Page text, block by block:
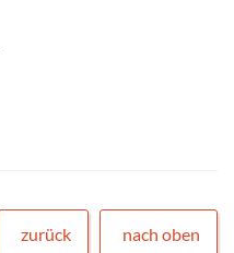
zurück nach oben